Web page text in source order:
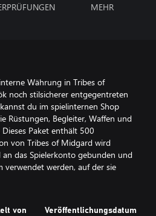
MEHR
Währung in Tribes of
noch stilsicherer entgegentreten
du im spielinternen Shop
Rüstungen, Begleiter, Waffen und
Paket enthält 500
von Tribes of Midgard wird
das Spielerkonto gebunden und
werden, auf der sie
von Veröffentlichungsdatum